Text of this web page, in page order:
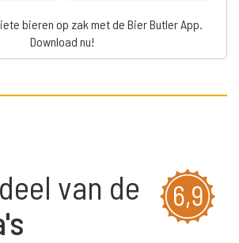
bieren op zak met de Bier Butler App.
Download nu!
6,9
van de